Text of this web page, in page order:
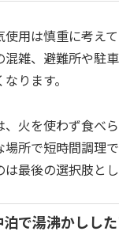
使用は慎重に考え
混雑、避難所や駐
ります。
火を使わず食べ
所で短時間調理
最後の選択肢とし
で湯沸かしし